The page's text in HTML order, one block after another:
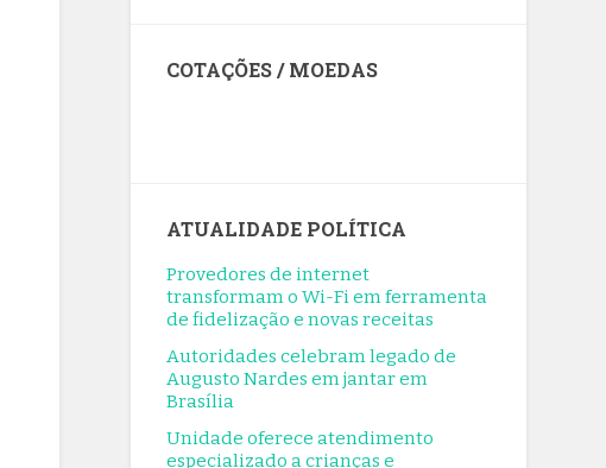
públicos
8/6/2026
transformam o Wi-Fi em ferramenta
de fidelização e novas receitas
Autoridades celebram legado de
Augusto Nardes em jantar em
Brasília
8/5/2026
COTAÇÕES / MOEDAS
ATUALIDADE POLÍTICA
Provedores de internet
transformam o Wi-Fi em ferramenta
de fidelização e novas receitas
Autoridades celebram legado de
Augusto Nardes em jantar em
Brasília
Unidade oferece atendimento
especializado a crianças e